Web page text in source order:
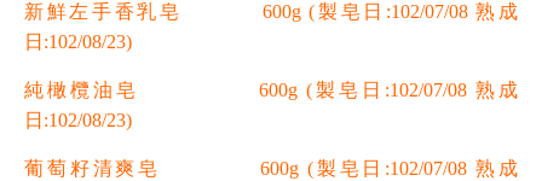
新鮮左手香乳皂 600g(製皂日:102/07/08 熟成
日:102/08/23)
純橄欖油皂 600g (製皂日:102/07/08 熟成
日:102/08/23)
葡萄籽清爽皂 600g (製皂日:102/07/08 熟成